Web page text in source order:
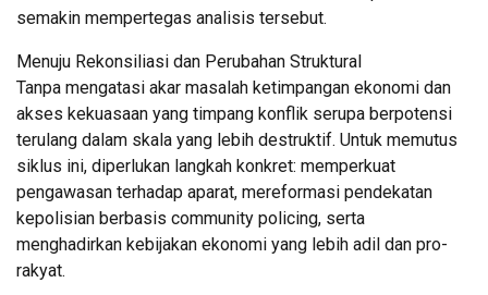
semakin mempertegas analisis tersebut.
Menuju Rekonsiliasi dan Perubahan Struktural
Tanpa mengatasi akar masalah ketimpangan ekonomi dan
akses kekuasaan yang timpang konflik serupa berpotensi
terulang dalam skala yang lebih destruktif. Untuk memutus
siklus ini, diperlukan langkah konkret: memperkuat
pengawasan terhadap aparat, mereformasi pendekatan
kepolisian berbasis community policing, serta
menghadirkan kebijakan ekonomi yang lebih adil dan pro-
rakyat.